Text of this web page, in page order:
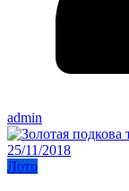
admin
Лото